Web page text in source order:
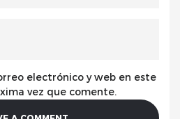
electrónico y web en este
vez que comente.